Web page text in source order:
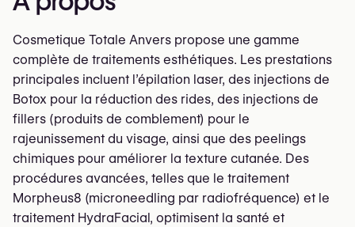
Cosmetique Totale Anvers propose une gamme
complète de traitements esthétiques. Les prestations
principales incluent l’épilation laser, des injections de
Botox pour la réduction des rides, des injections de
fillers (produits de comblement) pour le
rajeunissement du visage, ainsi que des peelings
chimiques pour améliorer la texture cutanée. Des
procédures avancées, telles que le traitement
Morpheus8 (microneedling par radiofréquence) et le
traitement HydraFacial, optimisent la santé et